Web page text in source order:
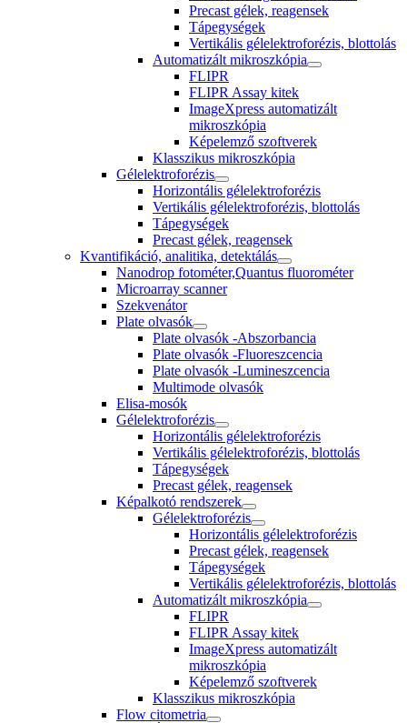
Precast gélek, reagensek
Tápegységek
Vertikális gélelektroforézis, blottolás
Automatizált mikroszkópia
FLIPR
FLIPR Assay kitek
ImageXpress automatizált
mikroszkópia
Képelemző szoftverek
Klasszikus mikroszkópia
Gélelektroforézis
Horizontális gélelektroforézis
Vertikális gélelektroforézis, blottolás
Tápegységek
Precast gélek, reagensek
Kvantifikáció, analitika, detektálás
Nanodrop fotométer,Quantus fluorométer
Microarray scanner
Szekvenátor
Plate olvasók
Plate olvasók -Abszorbancia
Plate olvasók -Fluoreszcencia
Plate olvasók -Lumineszcencia
Multimode olvasók
Elisa-mosók
Gélelektroforézis
Horizontális gélelektroforézis
Vertikális gélelektroforézis, blottolás
Tápegységek
Precast gélek, reagensek
Képalkotó rendszerek
Gélelektroforézis
Horizontális gélelektroforézis
Precast gélek, reagensek
Tápegységek
Vertikális gélelektroforézis, blottolás
Automatizált mikroszkópia
FLIPR
FLIPR Assay kitek
ImageXpress automatizált
mikroszkópia
Képelemző szoftverek
Klasszikus mikroszkópia
Flow citometria